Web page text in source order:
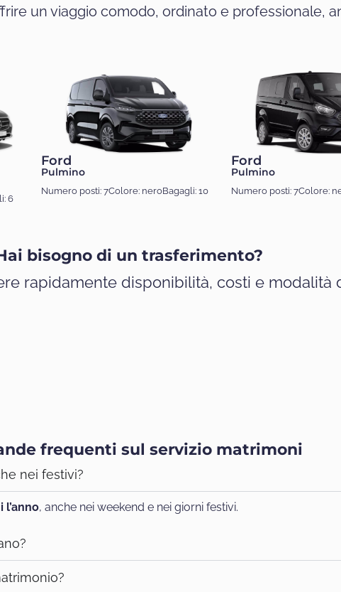
un viaggio comodo, ordinato e professionale,
6
Ford
Pulmino
Numero posti: 7Colore: neroBagagli: 10
Ford
Pulmino
Numero posti: 7Colore:
bisogno di un trasferimento?
rapidamente disponibilità, costi e modalità
frequenti sul servizio matrimoni
nei festivi?
l’anno, anche nei weekend e nei giorni festivi.